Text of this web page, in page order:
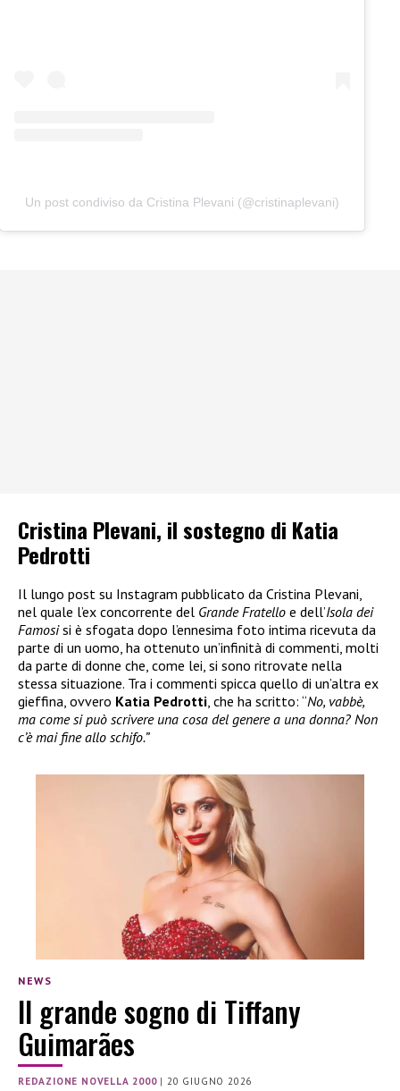
Un post condiviso da Cristina Plevani (@cristinaplevani)
Cristina Plevani, il sostegno di Katia
Pedrotti
Il lungo post su Instagram pubblicato da Cristina Plevani,
nel quale l’ex concorrente del Grande Fratello e dell’Isola dei
Famosisi è sfogata dopo l’ennesima foto intima ricevuta da
parte di un uomo, ha ottenuto un’infinità di commenti, molti
da parte di donne che, come lei, si sono ritrovate nella
stessa situazione. Tra i commenti spicca quello di un’altra ex
gieffina, ovvero Katia Pedrotti, che ha scritto: “No, vabbè,
ma come si può scrivere una cosa del genere a una donna? Non
c’è mai fine allo schifo.”
NEWS
Il grande sogno di Tiffany
Guimarães
REDAZIONE NOVELLA 2000|20 GIUGNO 2026